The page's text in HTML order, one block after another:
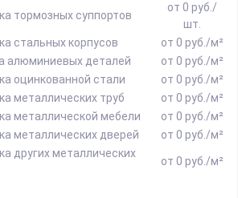
тормозных суппортов
от 0 руб./
шт.
стальных корпусов
от 0 руб./м²
алюминиевых деталей
от 0 руб./м²
оцинкованной стали
от 0 руб./м²
металлических труб
от 0 руб./м²
металлической мебели
от 0 руб./м²
металлических дверей
от 0 руб./м²
других металлических
от 0 руб./м²